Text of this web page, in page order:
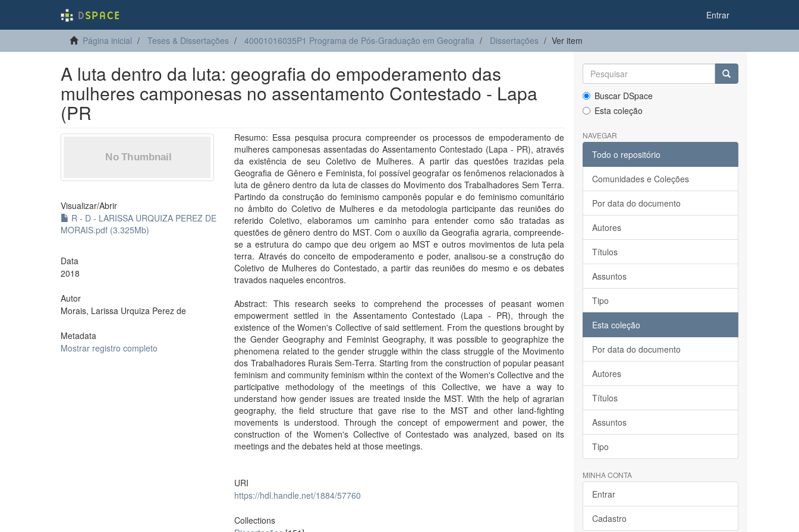
Entrar
Página inicial Teses & Dissertações 40001016035P1 Programa de Pós-Graduação em Geografia Dissertações Ver item
A luta dentro da luta: geografia do empoderamento das
mulheres camponesas no assentamento Contestado - Lapa
(PR
Visualizar/Abrir
R - D - LARISSA URQUIZA PEREZ DE
MORAIS.pdf (3.325Mb)
Data
2018
Autor
Morais, Larissa Urquiza Perez de
Metadata
Mostrar registro completo
Resumo: Essa pesquisa procura compreender os processos de empoderamento de
mulheres camponesas assentadas do Assentamento Contestado (Lapa - PR), através
da existência de seu Coletivo de Mulheres. A partir das questões trazidas pela
Geografia de Gênero e Feminista, foi possível geografar os fenômenos relacionados à
luta de gênero dentro da luta de classes do Movimento dos Trabalhadores Sem Terra.
Partindo da construção do feminismo camponês popular e do feminismo comunitário
no âmbito do Coletivo de Mulheres e da metodologia participante das reuniões do
referido Coletivo, elaboramos um caminho para entender como são tratadas as
questões de gênero dentro do MST. Com o auxílio da Geografia agraria, compreende-
se a estrutura do campo que deu origem ao MST e outros movimentos de luta pela
terra. Através do conceito de empoderamento e poder, analisou-se a construção do
Coletivo de Mulheres do Contestado, a partir das reuniões do mesmo e os debates
travados naqueles encontros.
Abstract: This research seeks to comprehend the processes of peasant women
empowerment settled in the Assentamento Contestado (Lapa - PR), through the
existence of the Women's Collective of said settlement. From the questions brought by
the Gender Geography and Feminist Geography, it was possible to geographize the
phenomena related to the gender struggle within the class struggle of the Movimento
dos Trabalhadores Rurais Sem-Terra. Starting from the construction of popular peasant
feminism and community feminism within the context of the Women's Collective and the
participative methodology of the meetings of this Collective, we have a way to
understand how gender issues are treated inside the MST. With the help of agrarian
geography, the field structure that gave rise to the MST and other land-fighting
movements is understood. Through the concept of empowerment and power, the
construction of the Women's Collective of Contestado was analyzed, based on its
meetings and the debates held at those meetings.
URI
https://hdl.handle.net/1884/57760
Collections
Buscar DSpace
Esta coleção
NAVEGAR
Todo o repositório
Comunidades e Coleções
Por data do documento
Autores
Títulos
Assuntos
Tipo
Esta coleção
Por data do documento
Autores
Títulos
Assuntos
Tipo
MINHA CONTA
Entrar
Cadastro